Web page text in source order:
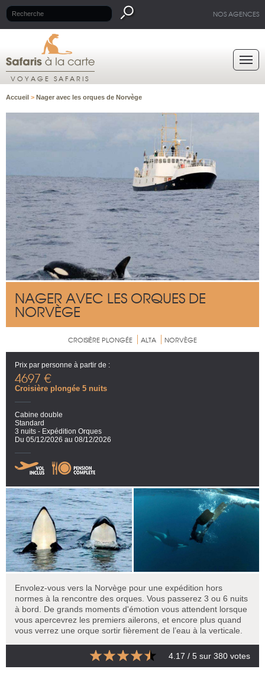
NOS AGENCES
VOYAGE SAFARIS
Accueil > Nager avec les orques de Norvège
NAGER AVEC LES ORQUES DE
NORVÈGE
CROISIÈRE PLONGÉE ALTA NORVÈGE
Prix par personne à partir de :
4697 €
Croisière plongée 5 nuits
Cabine double
Standard
3 nuits - Expédition Orques
Du 05/12/2026 au 08/12/2026
Envolez-vous vers la Norvège pour une expédition hors
normes à la rencontre des orques. Vous passerez 3 ou 6 nuits
à bord. De grands moments d'émotion vous attendent lorsque
vous apercevrez les premiers ailerons, et encore plus quand
vous verrez une orque sortir fièrement de l’eau à la verticale.
4.17 / 5 sur 380 votes